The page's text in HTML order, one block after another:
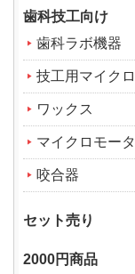
歯科技工向け
歯科ラボ機器
技工用マイク
ワックス
マイクロモー
咬合器
セット売り
2000円商品